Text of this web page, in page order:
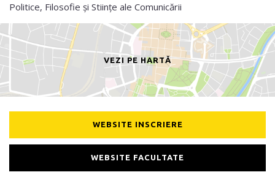
Politice, Filosofie și Stiințe ale Comunicării
VEZI PE HARTĂ
WEBSITE INSCRIERE
WEBSITE FACULTATE